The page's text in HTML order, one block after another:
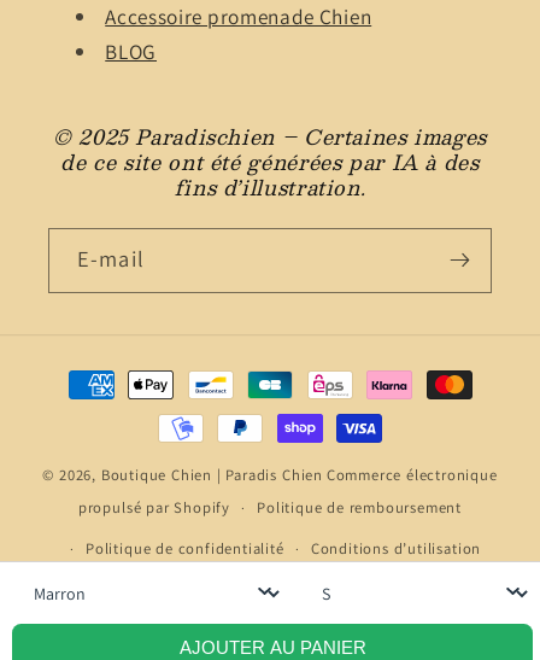
Accessoire promenade Chien
BLOG
© 2025 Paradischien – Certaines images
de ce site ont été générées par IA à des
fins d’illustration.
E-mail
Moyens
de
© 2026, Boutique Chien | Paradis Chien Commerce électronique
propulsé par Shopify
Politique de remboursement
Politique de confidentialité
Conditions d’utilisation
Politique d’expédition
Coordonnées
Conditions générales de vente
Mentions légales
Couleur Taille
AJOUTER AU PANIER